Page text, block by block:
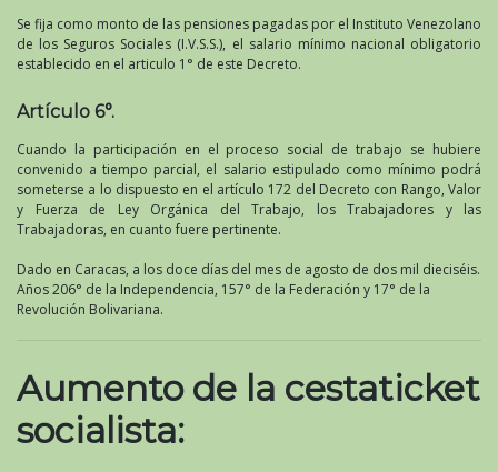
Se fija como monto de las pensiones pagadas por el Instituto Venezolano
de los Seguros Sociales (I.V.S.S.), el salario mínimo nacional obligatorio
establecido en el articulo 1° de este Decreto.
Artículo 6°.
Cuando la participación en el proceso social de trabajo se hubiere
convenido a tiempo parcial, el salario estipulado como mínimo podrá
someterse a lo dispuesto en el artículo 172 del Decreto con Rango, Valor
y Fuerza de Ley Orgánica del Trabajo, los Trabajadores y las
Trabajadoras, en cuanto fuere pertinente.
Dado en Caracas, a los doce días del mes de agosto de dos mil dieciséis.
Años 206° de la Independencia, 157° de la Federación y 17° de la
Revolución Bolivariana.
Aumento de la cestaticket
socialista: